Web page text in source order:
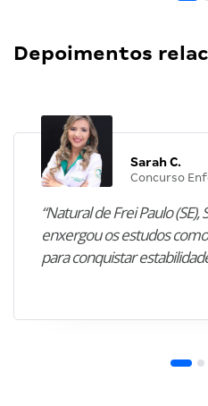
Depoimentos
Sarah C.
Concurso
“Natural de Frei Paulo
enxergou os estudos
para conquistar